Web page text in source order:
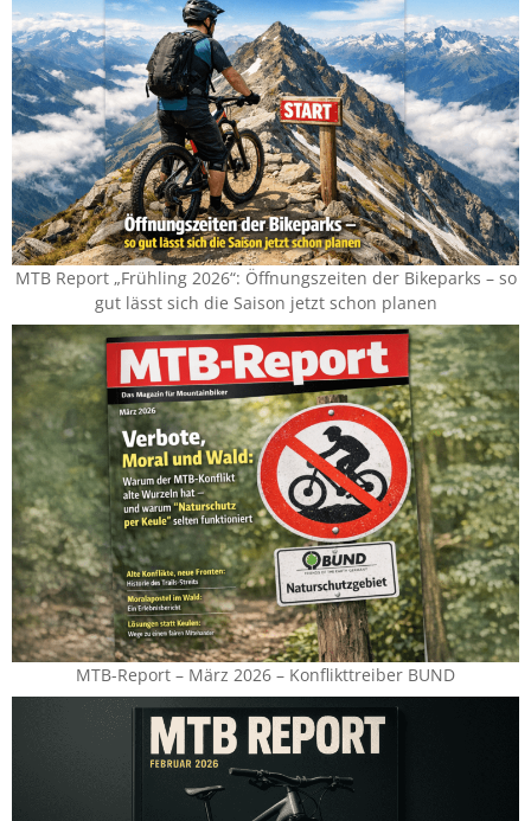
MTB Report „Frühling 2026“: Öffnungszeiten der Bikeparks – so
gut lässt sich die Saison jetzt schon planen
MTB-Report – März 2026 – Konflikttreiber BUND